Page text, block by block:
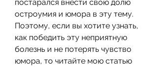
постарался внести свою долю
остроумия и юмора в эту тему.
Поэтому, если вы хотите узнать,
как победить эту неприятную
болезнь и не потерять чувство
юмора, то читайте мою статью